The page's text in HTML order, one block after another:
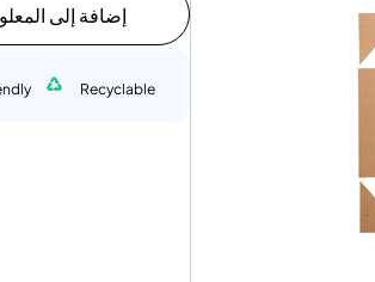
إضافة إلى
Recyclable